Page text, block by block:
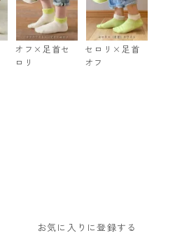
オフ×足首セ
ロリ
セロリ×足首
オフ
お気に入りに登録する